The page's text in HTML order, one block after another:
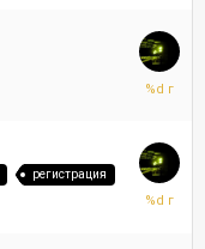
29
регистрация
9